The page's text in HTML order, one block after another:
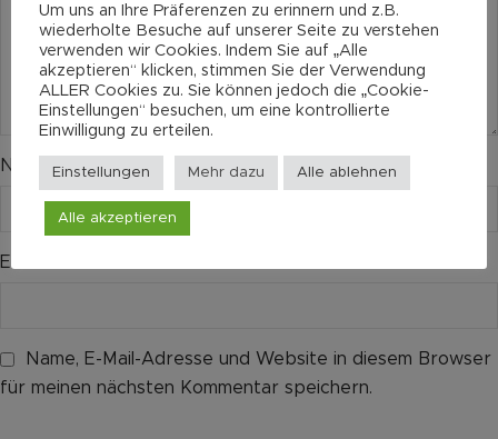
Name*
E-Mail
Name, E-Mail-Adresse und Website in diesem Browser
für meinen nächsten Kommentar speichern.
Um uns an Ihre Präferenzen zu erinnern und z.B.
wiederholte Besuche auf unserer Seite zu verstehen
verwenden wir Cookies. Indem Sie auf „Alle
akzeptieren“ klicken, stimmen Sie der Verwendung
ALLER Cookies zu. Sie können jedoch die „Cookie-
Einstellungen“ besuchen, um eine kontrollierte
Einwilligung zu erteilen.
Einstellungen Mehr dazu Alle ablehnen
Alle akzeptieren